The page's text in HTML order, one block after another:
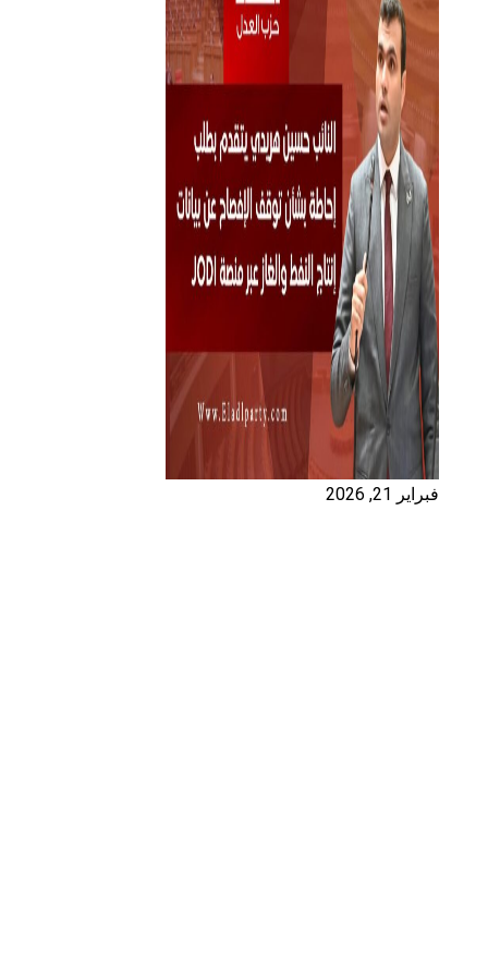
فبراير 21, 2026